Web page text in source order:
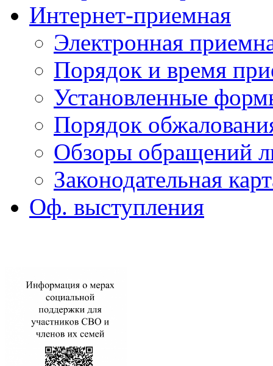
Интернет-приемная
Электронная
Порядок и время
Установленные
Порядок
Обзоры обращений
Законодательная
Оф. выступления